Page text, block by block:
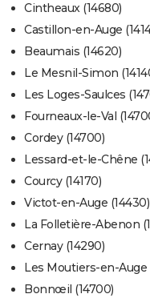
Cintheaux (14680)
Castillon-en-Auge
Beaumais (14620)
Le Mesnil-Simon
Les Loges-Saulces
Fourneaux-le-Val
Cordey (14700)
Lessard-et-le-Chêne
Courcy (14170)
Victot-en-Auge (14430)
La Folletière-Abenon
Cernay (14290)
Les Moutiers-en-Auge
Bonnœil (14700)